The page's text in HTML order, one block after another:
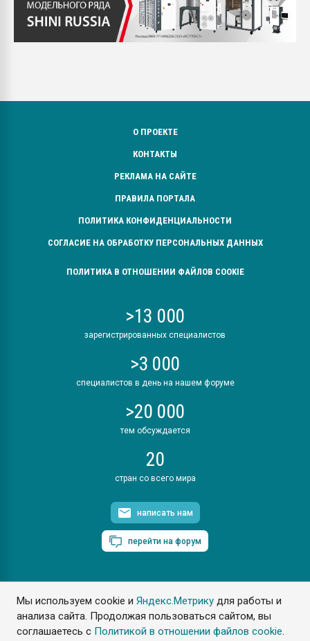
Мы используем cookie иЯндекс.Метрику для работы и
анализа сайта. Продолжая пользоваться сайтом, вы
соглашаетесь с Политикой в отношении файлов cookie.
О ПРОЕКТЕ
КОНТАКТЫ
РЕКЛАМА НА САЙТЕ
ПРАВИЛА ПОРТАЛА
ПОЛИТИКА КОНФИДЕНЦИАЛЬНОСТИ
СОГЛАСИЕ НА ОБРАБОТКУ ПЕРСОНАЛЬНЫХ ДАННЫХ
ПОЛИТИКА В ОТНОШЕНИИ ФАЙЛОВ COOKIE
>13 000
зарегистрированных специалистов
>3 000
специалистов в день на нашем форуме
>20 000
тем обсуждается
20
стран со всего мира
написать нам
перейти на форум
ПластЭксперт © 2006. Все права защищены
Разрешается копирование материалов сайта с обязательной
ссылкой на www.e-plastic.ru